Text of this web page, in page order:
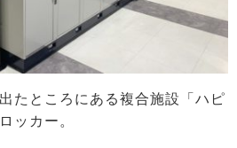
たところにある複合施設「ハピ
ッカー。